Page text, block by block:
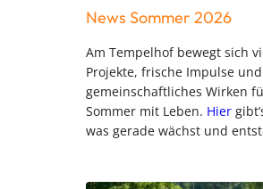
News Sommer 2026
Am Tempelhof bewegt sich
Projekte, frische Impulse und
gemeinschaftliches Wirken
Sommer mit Leben. Hier
was gerade wächst und